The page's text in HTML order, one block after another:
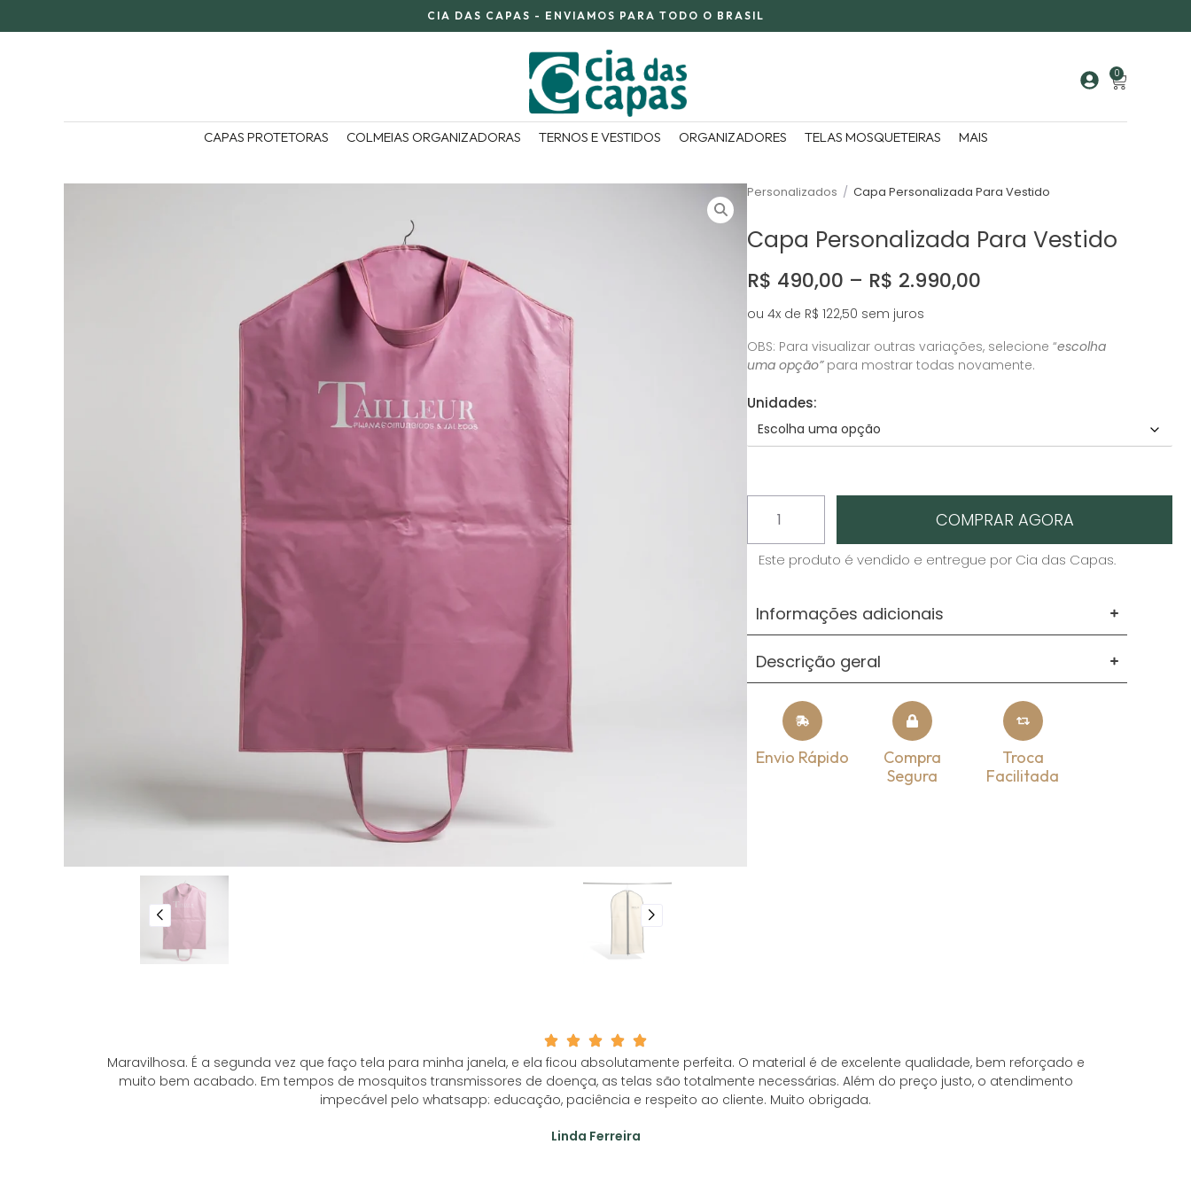
CIA DAS CAPAS - ENVIAMOS PARA TODO O BRASIL
0
CAPAS PROTETORAS COLMEIAS ORGANIZADORAS TERNOS E VESTIDOS ORGANIZADORES TELAS MOSQUETEIRAS MAIS
Personalizados / Capa Personalizada Para Vestido
Capa Personalizada Para Vestido
R$ 490,00 – R$ 2.990,00
ou 4x de R$ 122,50 sem juros
OBS: Para visualizar outras variações, selecione “escolha
uma opção”para mostrar todas novamente.
Unidades:
COMPRAR AGORA
Este produto é vendido e entregue por Cia das Capas.
Informações adicionais
Descrição geral
Envio Rápido
Compra
Segura
Troca
Facilitada
Maravilhosa. É a segunda vez que faço tela para minha janela, e ela ficou absolutamente perfeita. O material é de excelente qualidade, bem reforçado e
muito bem acabado. Em tempos de mosquitos transmissores de doença, as telas são totalmente necessárias. Além do preço justo, o atendimento
impecável pelo whatsapp: educação, paciência e respeito ao cliente. Muito obrigada.
Linda Ferreira